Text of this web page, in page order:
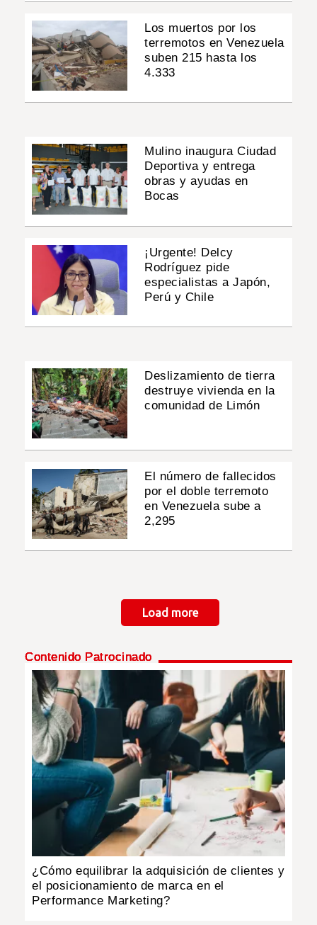
Los muertos por los
terremotos en Venezuela
suben 215 hasta los
4.333
Mulino inaugura Ciudad
Deportiva y entrega
obras y ayudas en
Bocas
¡Urgente! Delcy
Rodríguez pide
especialistas a Japón,
Perú y Chile
Deslizamiento de tierra
destruye vivienda en la
comunidad de Limón
El número de fallecidos
por el doble terremoto
en Venezuela sube a
2,295
Load more
Contenido Patrocinado
¿Cómo equilibrar la adquisición de clientes y
el posicionamiento de marca en el
Performance Marketing?